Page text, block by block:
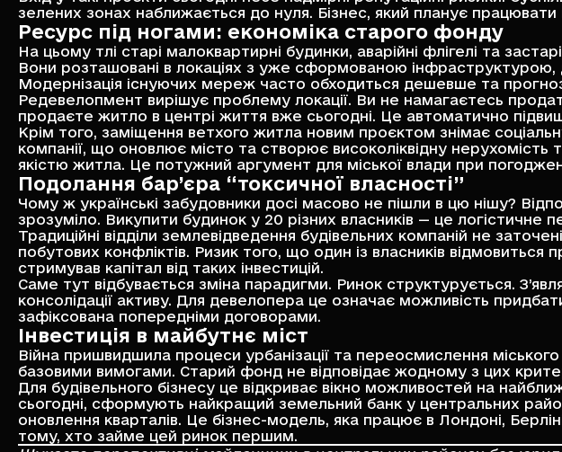
зелених зонах наближається до нуля. Бізнес, який планує працювати
Ресурс під ногами: економіка старого фонду
На цьому тлі старі малоквартирні будинки, аварійні флігелі та
Вони розташовані в локаціях з уже сформованою
Модернізація існуючих мереж часто обходиться дешевше та
Редевелопмент вирішує проблему локації. Ви не намагаєтесь
продаєте житло в центрі життя вже сьогодні. Це автоматично
Крім того, заміщення ветхого житла новим проєктом знімає
компанії, що оновлює місто та створює високоліквідну
якістю житла. Це потужний аргумент для міської влади при
Подолання бар’єра “токсичної власності”
Чому ж українські забудовники досі масово не пішли в цю нішу?
зрозуміло. Викупити будинок у 20 різних власників — це логістичне
Традиційні відділи землевідведення будівельних компаній не
побутових конфліктів. Ризик того, що один із власників
стримував капітал від таких інвестицій.
Саме тут відбувається зміна парадигми. Ринок структурується.
консолідації активу. Для девелопера це означає можливість
зафіксована попередніми договорами.
Інвестиція в майбутнє міст
Війна пришвидшила процеси урбанізації та переосмислення
базовими вимогами. Старий фонд не відповідає жодному з цих
Для будівельного бізнесу це відкриває вікно можливостей на
сьогодні, сформують найкращий земельний банк у центральних
оновлення кварталів. Це бізнес-модель, яка працює в Лондоні,
тому, хто займе цей ринок першим.